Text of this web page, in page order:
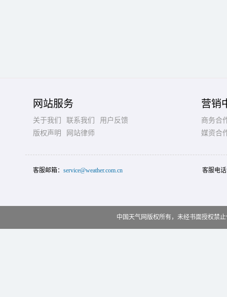
网站服务
关于我们 联系我们
用户反馈
版权声明
网站律师
营销
商务合
媒资合
客服邮箱： service@weather.com.cn 客服电
中国天气网版权所有，未经书面授权